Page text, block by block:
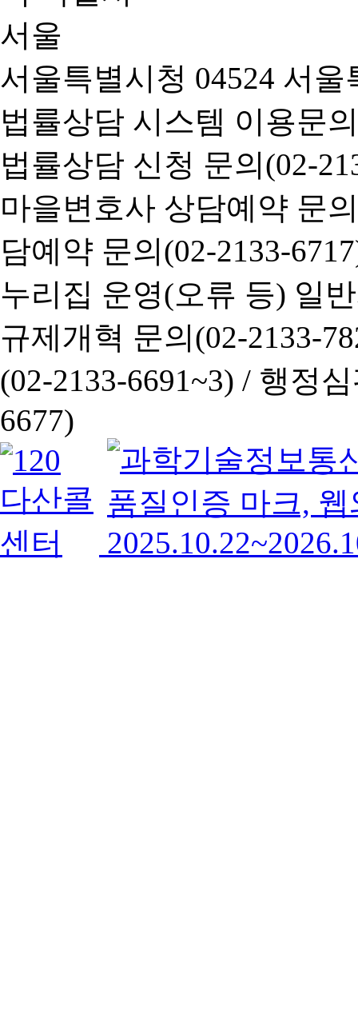
서울특별시청 04524 서
법률상담 시스템 이용문
법률상담 신청 문의(02-
마을변호사 상담예약 문
담예약 문의(02-2133-
누리집 운영(오류 등) 일
규제개혁 문의(02-2133-
(02-2133-6691~3) / 행정심
6677)